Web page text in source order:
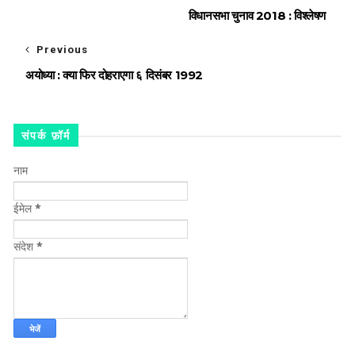
विधानसभा चुनाव 2018 : विश्लेषण
Previous
अयोध्या : क्या फिर दोहराएगा ६ दिसंबर 1992
संपर्क फ़ॉर्म
नाम
ईमेल*
संदेश *